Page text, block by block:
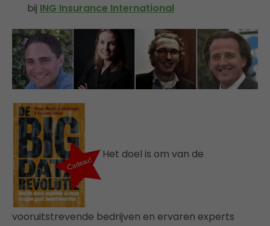
bij ING Insurance International
Het doel is om van de
vooruitstrevende bedrijven en ervaren experts